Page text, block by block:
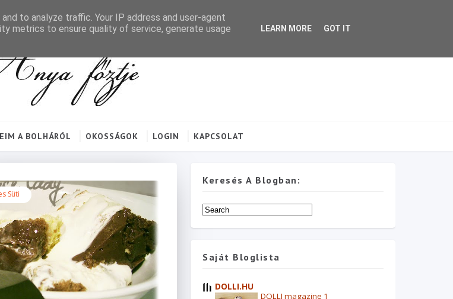
A BOLHÁRÓL OKOSSÁGOK LOGIN KAPCSOLAT
Süti
Keresés A Blogban:
Saját Bloglista
DOLLI.HU
DOLLI magazine 1
to analyze traffic. Your IP address and user-agent
metrics to ensure quality of service, generate usage
LEARN MORE GOT IT